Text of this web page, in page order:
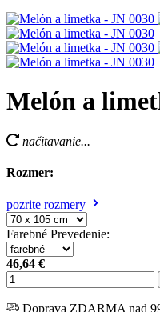
Melón a
načitavanie...
Rozmer:
pozrite rozmery
Farebné Prevedenie:
46,64 €
Doprava ZDARMA nad